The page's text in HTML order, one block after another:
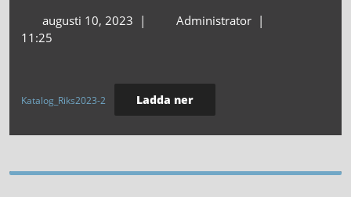
augusti 10, 2023 | Administrator |
11:25
Katalog_Riks2023-2 Ladda ner